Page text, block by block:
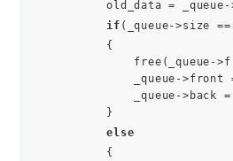
old_data = _queue-
if (_queue->size ==
{
free(_queue-
_queue->front =
_queue->back =
}
else
{